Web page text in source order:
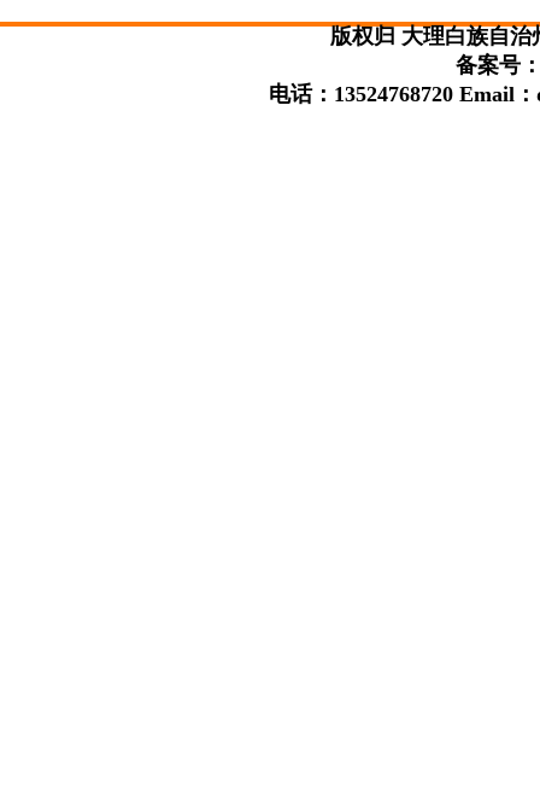
版权归 大理白族自
备案号
电话：13524768720 Email